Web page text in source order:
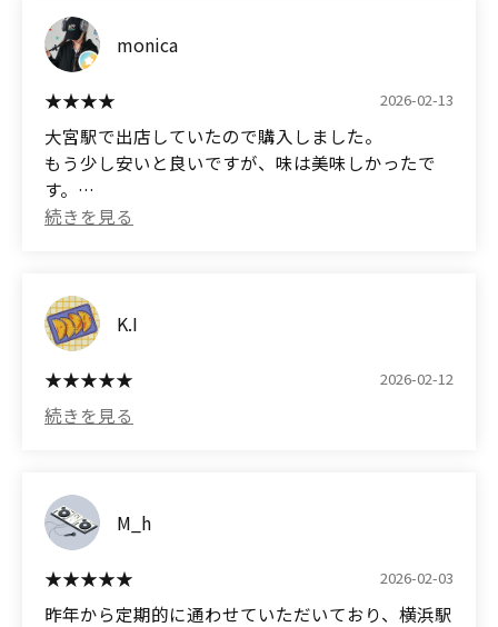
* Shop Atmosphere
A bright interior with a white base.
The cafe-like atmosphere and the friendly staff
made it very inviting.
When asked, "What's something typical of
Yokohama?",
I'll recommend this place from now on.
😊
(Translated by Google)
This shop specializes in scones that look like cute
jewelry.
You can't eat inside, but you can eat them on the
benches in front of the store.
They also have seasonal limited editions, which
make great souvenirs.
The flavor is definitely worth the price.
monica
2026-02-13
大宮駅で出店していたので購入しました。
もう少し安いと良いですが、味は美味しかったで
す。
was a little cheaper, but it tasted good.
K.I
2026-02-12
M_h
2026-02-03
昨年から定期的に通わせていただいており、横浜駅